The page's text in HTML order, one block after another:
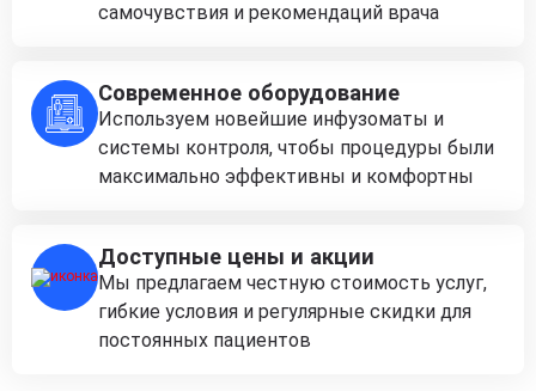
самочувствия и рекомендаций врача
Современное оборудование
Используем новейшие инфузоматы и
системы контроля, чтобы процедуры были
максимально эффективны и комфортны
Доступные цены и акции
Мы предлагаем честную стоимость услуг,
гибкие условия и регулярные скидки для
постоянных пациентов